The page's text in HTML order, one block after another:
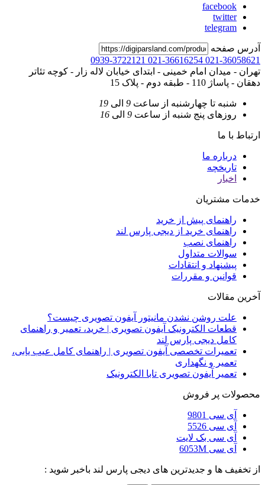
facebook
twitter
telegram
آدرس صفحه
021-36058621
021-36616254
0939-3722121
تهران - میدان امام خمینی - ابتدای خیابان لاله زار - کوچه تئاتر
دهقان - پاساژ 110 - طبقه دوم - پلاک 15
شنبه تا چهارشنبه از ساعت 9 الی 19
روزهای پنج شنبه از ساعت 9 الی 16
ارتباط با ما
درباره ما
تاریخچه
اخبار
خدمات مشتریان
راهنمای پیش از خرید
راهنمای خرید از دیجی پارس لند
راهنمای نصب
سوالات متداول
پیشنهاد و انتقادات
قوانین و مقررات
آخرین مقالات
علت روشن نشدن مانیتور آیفون تصویری چیست؟
قطعات الکترونیک آیفون تصویری | خرید، تعمیر و راهنمای
کامل دیجی پارس لند
تعمیرات تخصصی آیفون تصویری | راهنمای کامل عیب یابی،
تعمیر و نگهداری
تعمیر آیفون تصویری تابا الکترونیک
محصولات پر فروش
آی سی 9801
آی سی 5526
آی سی بک لایت
آی سی 6053M
از تخفیف ها و جدیدترین های دیجی پارس لند باخبر شوید :